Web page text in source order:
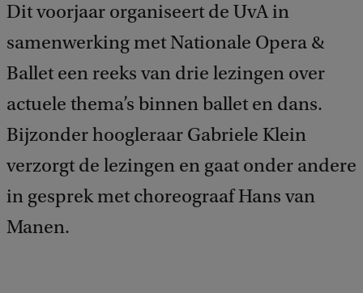
Dit voorjaar organiseert de UvA in
samenwerking met Nationale Opera &
Ballet een reeks van drie lezingen over
actuele thema’s binnen ballet en dans.
Bijzonder hoogleraar Gabriele Klein
verzorgt de lezingen en gaat onder andere
in gesprek met choreograaf Hans van
Manen.